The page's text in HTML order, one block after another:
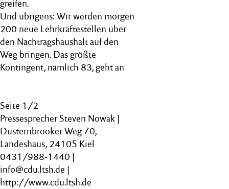
greifen.
Und übrigens: Wir werden morgen
200 neue Lehrkräftestellen über
den Nachtragshaushalt auf den
Weg bringen. Das größte
Kontingent, nämlich 83, geht an
Seite 1/2
Pressesprecher Steven Nowak |
Düsternbrooker Weg 70,
Landeshaus, 24105 Kiel
0431/988-1440 |
info@cdu.ltsh.de |
http://www.cdu.ltsh.de